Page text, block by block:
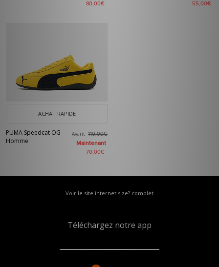
80,00€ 55,00€
ACHAT RAPIDE
PUMA Speedcat OG
Homme
Avant110,00€
Maintenant
70,00€
Voir le site internet size? complet
Téléchargez notre app